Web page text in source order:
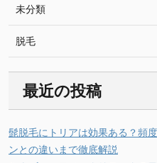
未分類
脱毛
最近の投稿
髭脱毛にトリアは効果ある？頻
ンとの違いまで徹底解説